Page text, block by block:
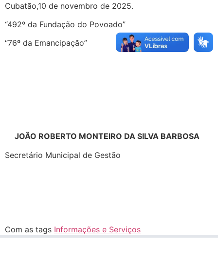
Cubatão,10 de novembro de 2025.
“492º da Fundação do Povoado”
“76º da Emancipação”
JOÃO ROBERTO MONTEIRO DA SILVA BARBOSA
Secretário Municipal de Gestão
Com as tags Informações e Serviços